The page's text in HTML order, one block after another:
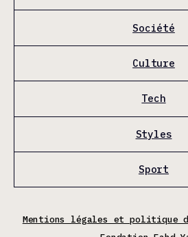
Société
Culture
Tech
Styles
Sport
Mentions légales et politique